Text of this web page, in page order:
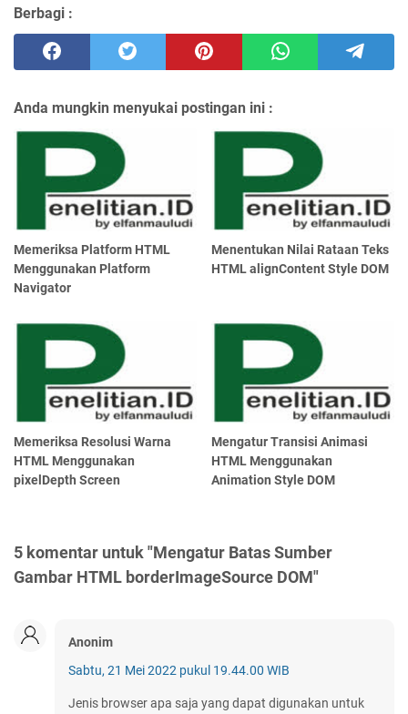
Berbagi :
Anda mungkin menyukai postingan ini :
Memeriksa Platform HTML
Menggunakan Platform
Navigator
Menentukan Nilai Rataan Teks
HTML alignContent Style DOM
Memeriksa Resolusi Warna
HTML Menggunakan
pixelDepth Screen
Mengatur Transisi Animasi
HTML Menggunakan
Animation Style DOM
5 komentar untuk "Mengatur Batas Sumber
Gambar HTML borderImageSource DOM"
Anonim
Sabtu, 21 Mei 2022 pukul 19.44.00 WIB
Jenis browser apa saja yang dapat digunakan untuk